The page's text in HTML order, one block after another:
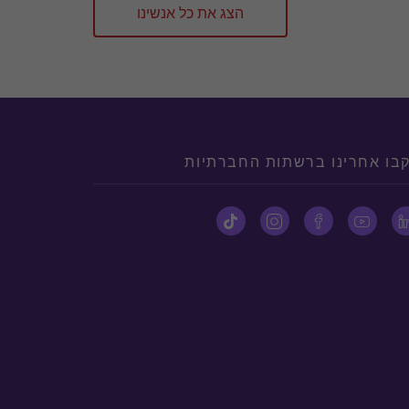
הצג את כל אנשינו
אחרינו ברשתות החברתיות